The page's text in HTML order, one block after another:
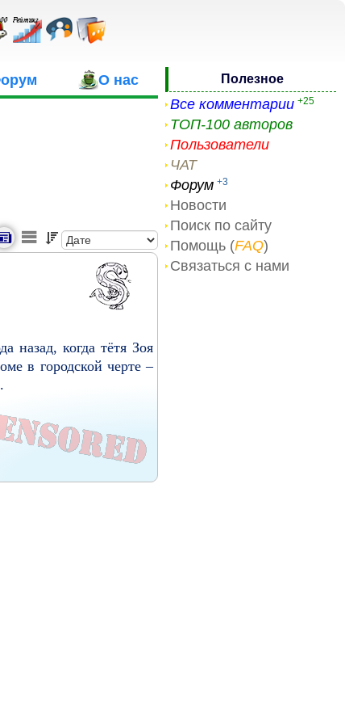
О нас
назад, когда тётя Зоя
в городской черте –
Полезное
Все комментарии +25
ТОП-100 авторов
Пользователи
ЧАТ
Форум +3
Новости
Поиск по сайту
Помощь (FAQ)
Связаться с нами